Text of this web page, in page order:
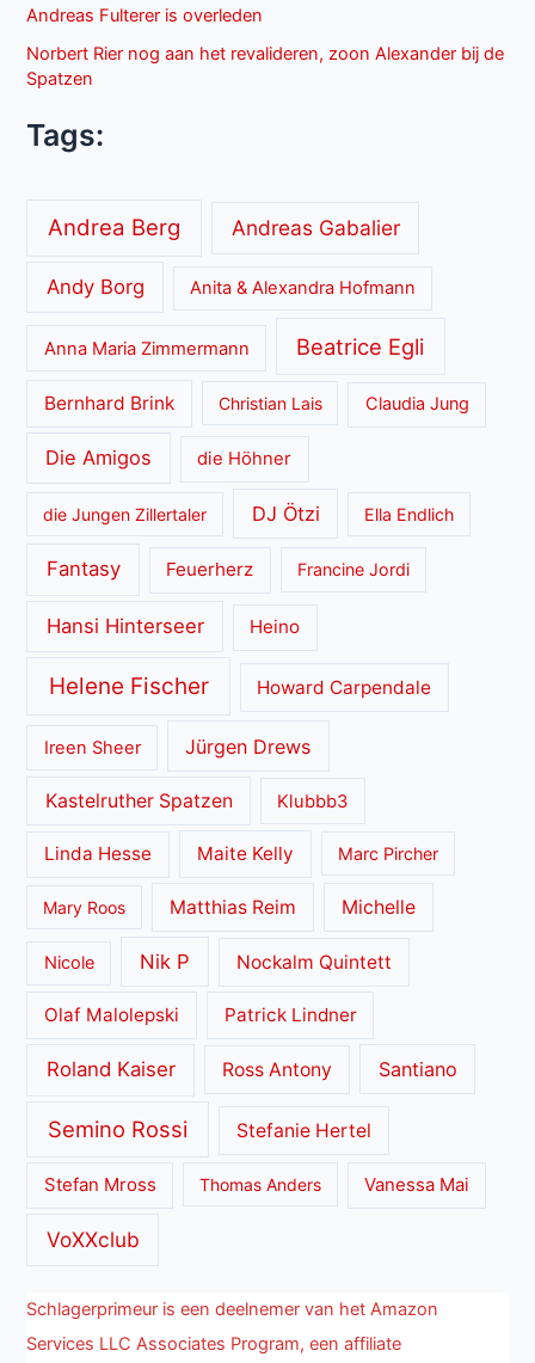
Andreas Fulterer is overleden
Norbert Rier nog aan het revalideren, zoon Alexander bij de
Spatzen
Tags:
Andrea Berg Andreas Gabalier
Andy Borg Anita & Alexandra Hofmann
Anna Maria Zimmermann Beatrice Egli
Bernhard Brink Christian Lais Claudia Jung
Die Amigos die Höhner
die Jungen Zillertaler DJ Ötzi Ella Endlich
Fantasy Feuerherz Francine Jordi
Hansi Hinterseer Heino
Helene Fischer Howard Carpendale
Ireen Sheer Jürgen Drews
Kastelruther Spatzen Klubbb3
Linda Hesse Maite Kelly Marc Pircher
Mary Roos Matthias Reim Michelle
Nicole Nik P Nockalm Quintett
Olaf Malolepski Patrick Lindner
Roland Kaiser Ross Antony Santiano
Semino Rossi Stefanie Hertel
Stefan Mross Thomas Anders Vanessa Mai
VoXXclub
Schlagerprimeur is een deelnemer van het Amazon
Services LLC Associates Program, een affiliate